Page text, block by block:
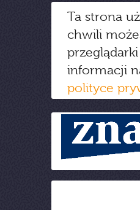
Ta strona
chwili
informacji
polityce